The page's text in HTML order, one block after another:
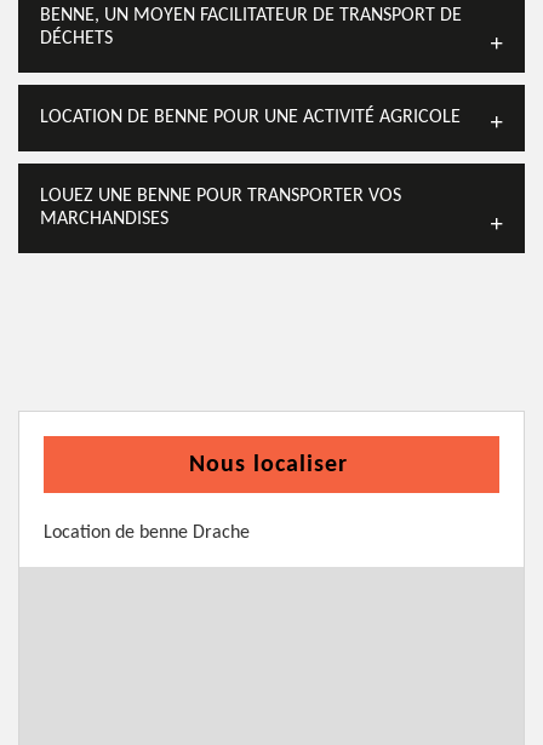
BENNE, UN MOYEN FACILITATEUR DE TRANSPORT DE
DÉCHETS
LOCATION DE BENNE POUR UNE ACTIVITÉ AGRICOLE
LOUEZ UNE BENNE POUR TRANSPORTER VOS
MARCHANDISES
Nous localiser
Location de benne Drache